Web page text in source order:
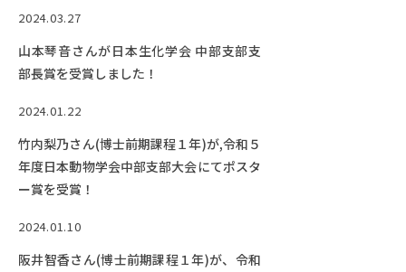
2024.03.27
山本琴音さんが日本生化学会 中部支部支
部長賞を受賞しました！
2024.01.22
竹内梨乃さん(博士前期課程１年)が,令和５
年度日本動物学会中部支部大会にてポスタ
ー賞を受賞！
2024.01.10
阪井智香さん(博士前期課程１年)が、令和